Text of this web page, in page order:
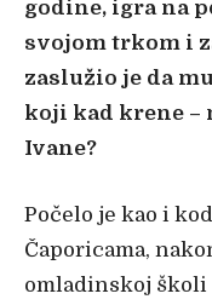
godine, igra na
svojom trkom i
zaslužio je da
koji kad krene –
Ivane?
Počelo je kao i
Čaporicama,
omladinskoj školi